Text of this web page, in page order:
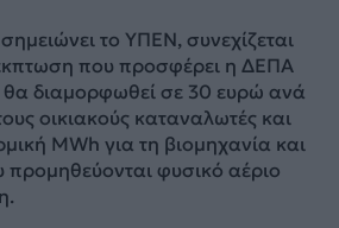
το ΥΠΕΝ, συνεχίζεται
που προσφέρει η ΔΕΠΑ
διαμορφωθεί σε 30 ευρώ ανά
οικιακούς καταναλωτές και
MWh για τη βιομηχανία και
φυσικό αέριο